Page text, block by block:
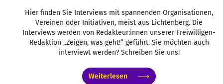
Hier finden Sie Interviews mit spannenden Organisationen,
Vereinen oder Initiativen, meist aus Lichtenberg. Die
Interviews werden von Redakteur:innen unserer Freiwilligen-
Redaktion „Zeigen, was geht!“ geführt. Sie möchten auch
interviewt werden? Schreiben Sie uns!
Weiterlesen